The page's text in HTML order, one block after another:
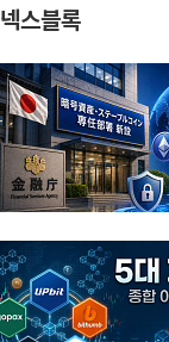
넥스블록